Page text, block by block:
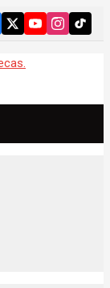
para fortalecer